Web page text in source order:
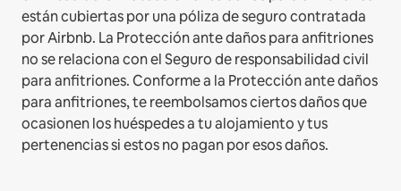
están cubiertas por una póliza de seguro contratada
por Airbnb. La Protección ante daños para anfitriones
no se relaciona con el Seguro de responsabilidad civil
para anfitriones. Conforme a la Protección ante daños
para anfitriones, te reembolsamos ciertos daños que
ocasionen los huéspedes a tu alojamiento y tus
pertenencias si estos no pagan por esos daños.